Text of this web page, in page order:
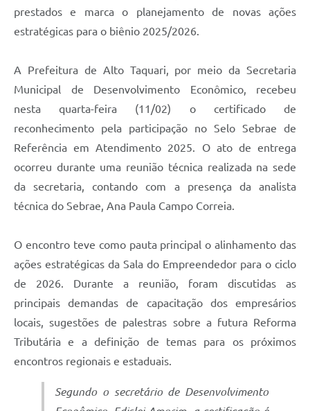
prestados e marca o planejamento de novas ações
estratégicas para o biênio 2025/2026.
A Prefeitura de Alto Taquari, por meio da Secretaria
Municipal de Desenvolvimento Econômico, recebeu
nesta quarta-feira (11/02) o certificado de
reconhecimento pela participação no Selo Sebrae de
Referência em Atendimento 2025. O ato de entrega
ocorreu durante uma reunião técnica realizada na sede
da secretaria, contando com a presença da analista
técnica do Sebrae, Ana Paula Campo Correia.
O encontro teve como pauta principal o alinhamento das
ações estratégicas da Sala do Empreendedor para o ciclo
de 2026. Durante a reunião, foram discutidas as
principais demandas de capacitação dos empresários
locais, sugestões de palestras sobre a futura Reforma
Tributária e a definição de temas para os próximos
encontros regionais e estaduais.
Segundo o secretário de Desenvolvimento